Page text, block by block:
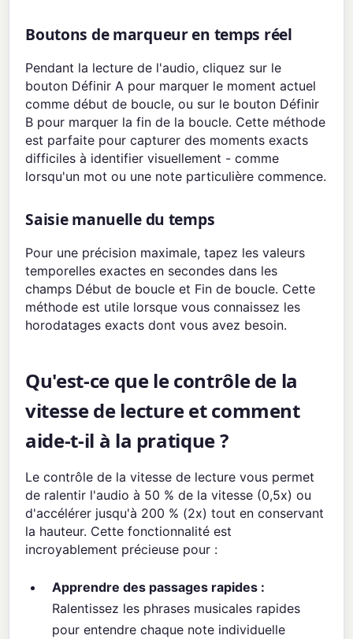
Boutons de marqueur en temps réel
Pendant la lecture de l'audio, cliquez sur le
bouton Définir A pour marquer le moment actuel
comme début de boucle, ou sur le bouton Définir
B pour marquer la fin de la boucle. Cette méthode
est parfaite pour capturer des moments exacts
difficiles à identifier visuellement - comme
lorsqu'un mot ou une note particulière commence.
Saisie manuelle du temps
Pour une précision maximale, tapez les valeurs
temporelles exactes en secondes dans les
champs Début de boucle et Fin de boucle. Cette
méthode est utile lorsque vous connaissez les
horodatages exacts dont vous avez besoin.
Qu'est-ce que le contrôle de la
vitesse de lecture et comment
aide-t-il à la pratique ?
Le contrôle de la vitesse de lecture vous permet
de ralentir l'audio à 50 % de la vitesse (0,5x) ou
d'accélérer jusqu'à 200 % (2x) tout en conservant
la hauteur. Cette fonctionnalité est
incroyablement précieuse pour :
Apprendre des passages rapides :
Ralentissez les phrases musicales rapides
pour entendre chaque note individuelle